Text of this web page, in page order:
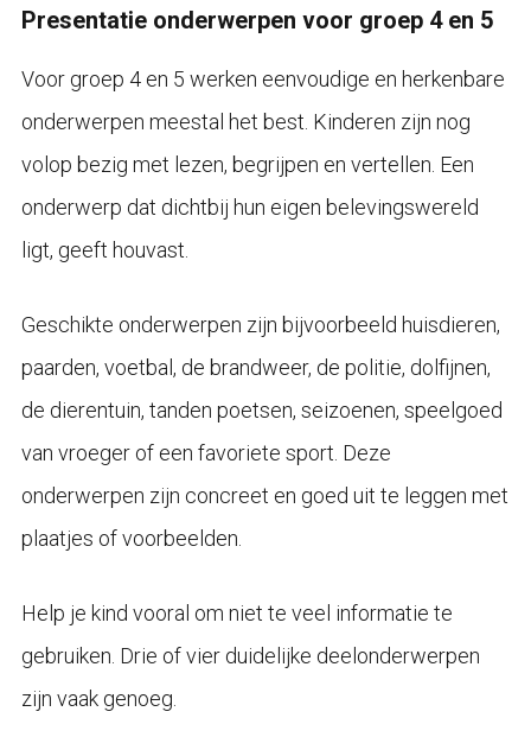
Presentatie onderwerpen voor groep 4 en 5
Voor groep 4 en 5 werken eenvoudige en herkenbare
onderwerpen meestal het best. Kinderen zijn nog
volop bezig met lezen, begrijpen en vertellen. Een
onderwerp dat dichtbij hun eigen belevingswereld
ligt, geeft houvast.
Geschikte onderwerpen zijn bijvoorbeeld huisdieren,
paarden, voetbal, de brandweer, de politie, dolfijnen,
de dierentuin, tanden poetsen, seizoenen, speelgoed
van vroeger of een favoriete sport. Deze
onderwerpen zijn concreet en goed uit te leggen met
plaatjes of voorbeelden.
Help je kind vooral om niet te veel informatie te
gebruiken. Drie of vier duidelijke deelonderwerpen
zijn vaak genoeg.